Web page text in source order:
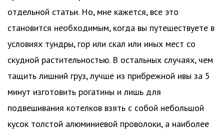
отдельной статьи. Но, мне кажется, все это
становится необходимым, когда вы путешествуете в
условиях тундры, гор или скал или иных мест со
скудной растительностью. В остальных случаях, чем
тащить лишний груз, лучше из прибрежной ивы за 5
минут изготовить рогатины и лишь для
подвешивания котелков взять с собой небольшой
кусок толстой алюминиевой проволоки, а наиболее